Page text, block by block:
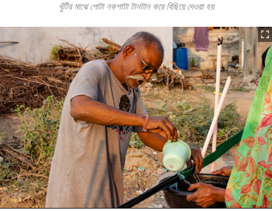
খুঁটির মাঝে গোটা নকশাটা টানটান করে বিছিয়ে দেওয়া হয়